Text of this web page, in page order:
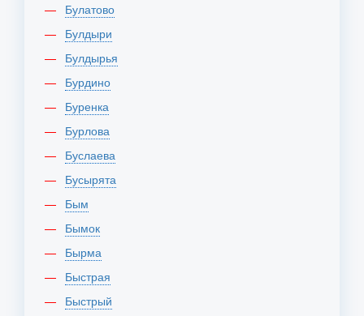
Булатово
Булдыри
Булдырья
Бурдино
Буренка
Бурлова
Буслаева
Бусырята
Бым
Бымок
Бырма
Быстрая
Быстрый